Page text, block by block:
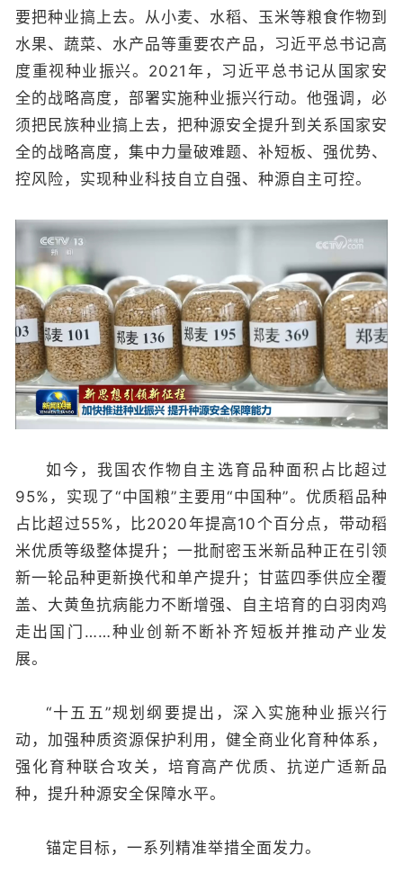
要把种业搞上去。从小麦、水稻、玉米等粮食作物到
水果、蔬菜、水产品等重要农产品，习近平总书记高
度重视种业振兴。2021年，习近平总书记从国家安
全的战略高度，部署实施种业振兴行动。他强调，必
须把民族种业搞上去，把种源安全提升到关系国家安
全的战略高度，集中力量破难题、补短板、强优势、
控风险，实现种业科技自立自强、种源自主可控。
如今，我国农作物自主选育品种面积占比超过
95%，实现了“中国粮”主要用“中国种”。优质稻品种
占比超过55%，比2020年提高10个百分点，带动稻
米优质等级整体提升；一批耐密玉米新品种正在引领
新一轮品种更新换代和单产提升；甘蓝四季供应全覆
盖、大黄鱼抗病能力不断增强、自主培育的白羽肉鸡
走出国门……种业创新不断补齐短板并推动产业发
展。
“十五五”规划纲要提出，深入实施种业振兴行
动，加强种质资源保护利用，健全商业化育种体系，
强化育种联合攻关，培育高产优质、抗逆广适新品
种，提升种源安全保障水平。
锚定目标，一系列精准举措全面发力。